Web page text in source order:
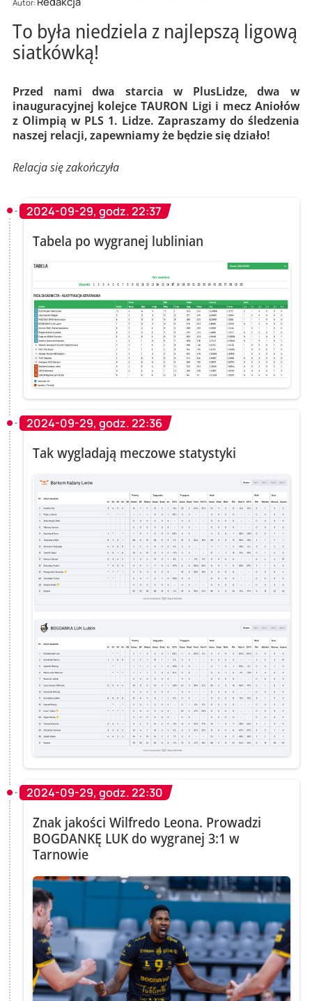
Autor:
To była niedziela z najlepszą ligową
siatkówką!
Przed nami dwa starcia w PlusLidze, dwa w
inauguracyjnej kolejce TAURON Ligi i mecz Aniołów
z Olimpią w PLS 1. Lidze. Zapraszamy do śledzenia
naszej relacji, zapewniamy że będzie się działo!
Relacja się zakończyła
2024-09-29, godz. 22:37
Tabela po wygranej lublinian
2024-09-29, godz. 22:36
Tak wygladają meczowe statystyki
2024-09-29, godz. 22:30
Znak jakości Wilfredo Leona. Prowadzi
BOGDANKĘ LUK do wygranej 3:1 w
Tarnowie